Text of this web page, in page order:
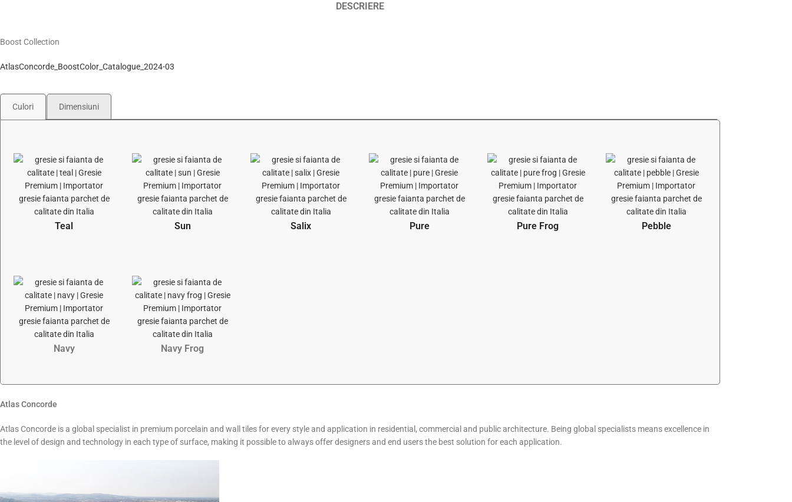
DESCRIERE
Boost Collection
AtlasConcorde_BoostColor_Catalogue_2024-03
Culori Dimensiuni
Teal Sun Salix Pure Pure Frog Pebble
Navy Navy Frog
Atlas Concorde
Atlas Concorde is a global specialist in premium porcelain and wall tiles for every style and application in residential, commercial and public architecture. Being global specialists means excellence in
the level of design and technology in each type of surface, making it possible to always offer designers and end users the best solution for each application.